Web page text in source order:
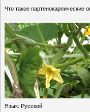
Что такое партенокарпические
Язык: Русский